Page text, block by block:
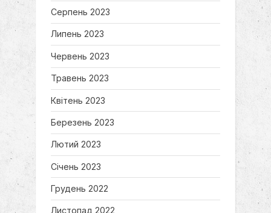
Серпень 2023
Липень 2023
Червень 2023
Травень 2023
Квітень 2023
Березень 2023
Лютий 2023
Січень 2023
Грудень 2022
Листопад 2022